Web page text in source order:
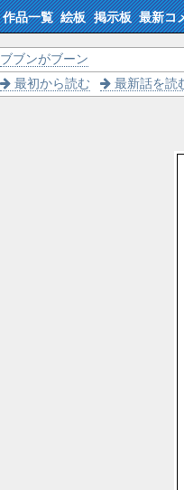
作品一覧 絵板 掲示板 最新コ
ブブンがブーン
最初から読む 最新話を読